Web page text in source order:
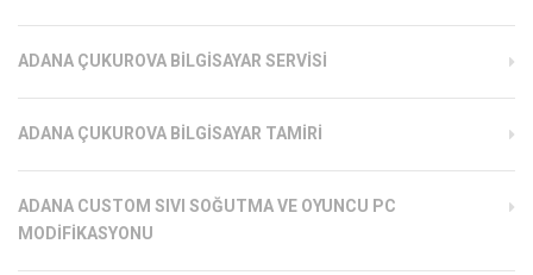
ADANA ÇUKUROVA BILGISAYAR SERVISI
ADANA ÇUKUROVA BILGISAYAR TAMIRI
ADANA CUSTOM SIVI SOĞUTMA VE OYUNCU PC
MODIFIKASYONU